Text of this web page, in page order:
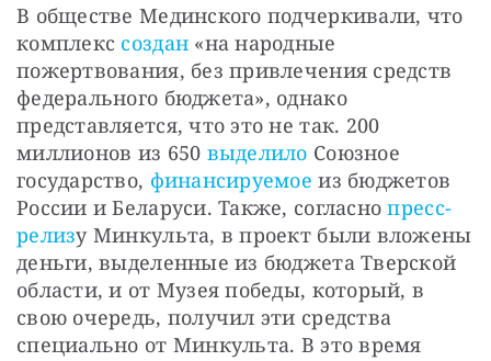
В обществе Мединского подчеркивали, что
комплекс создан «на народные
пожертвования, без привлечения средств
федерального бюджета», однако
представляется, что это не так. 200
миллионов из 650 выделило Союзное
государство, финансируемое из бюджетов
России и Беларуси. Также, согласно пресс-
релизу Минкульта, в проект были вложены
деньги, выделенные из бюджета Тверской
области, и от Музея победы, который, в
свою очередь, получил эти средства
специально от Минкульта. В это время